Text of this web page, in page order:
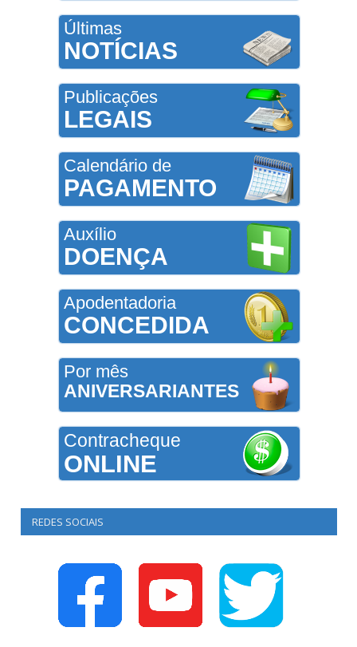
Últimas
NOTÍCIAS
Publicações
LEGAIS
Calendário de
PAGAMENTO
Auxílio
DOENÇA
Apodentadoria
CONCEDIDA
Por mês
ANIVERSARIANTES
Contracheque
ONLINE
REDES SOCIAIS